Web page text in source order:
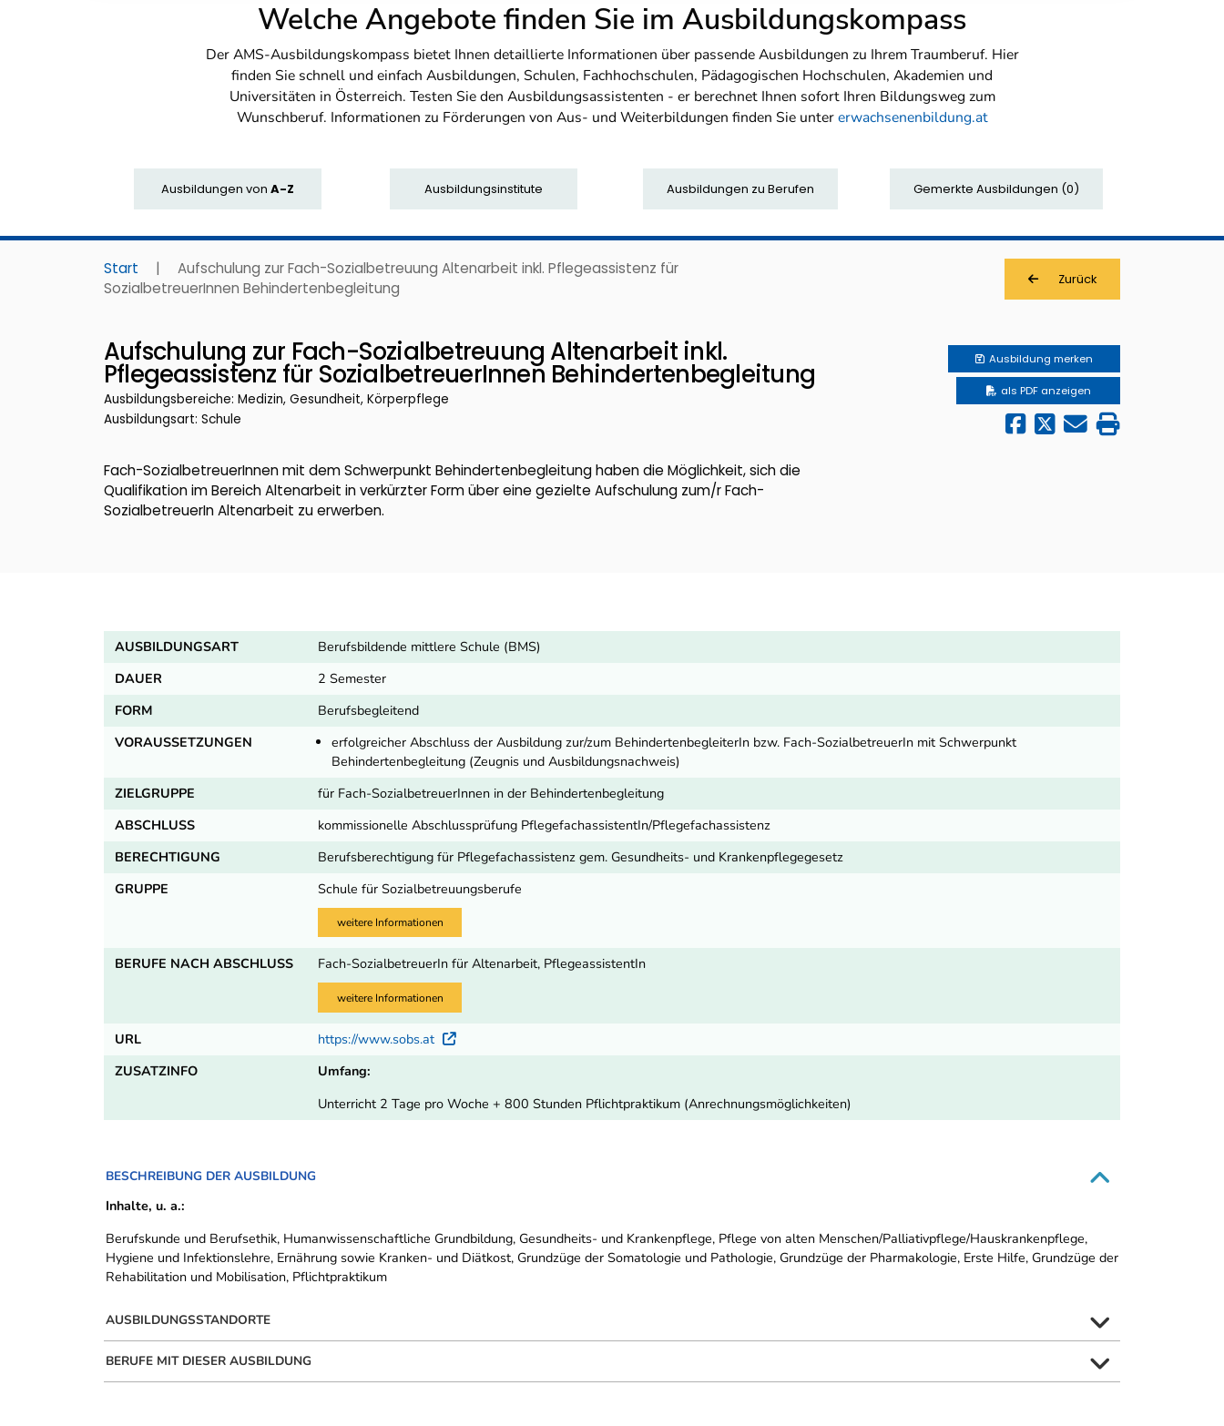
Welche Angebote finden Sie im Ausbildungskompass
Der AMS-Ausbildungskompass bietet Ihnen detaillierte Informationen über passende Ausbildungen zu Ihrem Traumberuf. Hier
finden Sie schnell und einfach Ausbildungen, Schulen, Fachhochschulen, Pädagogischen Hochschulen, Akademien und
Universitäten in Österreich. Testen Sie den Ausbildungsassistenten - er berechnet Ihnen sofort Ihren Bildungsweg zum
Wunschberuf. Informationen zu Förderungen von Aus- und Weiterbildungen finden Sie untererwachsenenbildung.at
Ausbildungen von A-Z Ausbildungsinstitute Ausbildungen zu Berufen Gemerkte Ausbildungen (0)
Start |
Aufschulung zur Fach-Sozialbetreuung Altenarbeit inkl. Pflegeassistenz für
SozialbetreuerInnen Behindertenbegleitung
Zurück
Aufschulung zur Fach-Sozialbetreuung Altenarbeit inkl.
Pflegeassistenz für SozialbetreuerInnen Behindertenbegleitung
Ausbildungsbereiche: Medizin, Gesundheit, Körperpflege
Ausbildungsart: Schule
Fach-SozialbetreuerInnen mit dem Schwerpunkt Behindertenbegleitung haben die Möglichkeit, sich die
Qualifikation im Bereich Altenarbeit in verkürzter Form über eine gezielte Aufschulung zum/r Fach-
SozialbetreuerIn Altenarbeit zu erwerben.
Ausbildung merken
als PDF anzeigen
AUSBILDUNGSART
Berufsbildende mittlere Schule (BMS)
DAUER
2 Semester
FORM
Berufsbegleitend
VORAUSSETZUNGEN
erfolgreicher Abschluss der Ausbildung zur/zum BehindertenbegleiterIn bzw. Fach-SozialbetreuerIn mit Schwerpunkt
Behindertenbegleitung (Zeugnis und Ausbildungsnachweis)
ZIELGRUPPE
für Fach-SozialbetreuerInnen in der Behindertenbegleitung
ABSCHLUSS
kommissionelle Abschlussprüfung PflegefachassistentIn/Pflegefachassistenz
BERECHTIGUNG
Berufsberechtigung für Pflegefachassistenz gem. Gesundheits- und Krankenpflegegesetz
GRUPPE
Schule für Sozialbetreuungsberufe
weitere Informationen
BERUFE NACH ABSCHLUSS Fach-SozialbetreuerIn für Altenarbeit, PflegeassistentIn
weitere Informationen
URL https://www.sobs.at Externer Link
ZUSATZINFO
Umfang:
Unterricht 2 Tage pro Woche + 800 Stunden Pflichtpraktikum (Anrechnungsmöglichkeiten)
BESCHREIBUNG DER AUSBILDUNG
Inhalte, u. a.:
Berufskunde und Berufsethik, Humanwissenschaftliche Grundbildung, Gesundheits- und Krankenpflege, Pflege von alten Menschen/Palliativpflege/Hauskrankenpflege,
Hygiene und Infektionslehre, Ernährung sowie Kranken- und Diätkost, Grundzüge der Somatologie und Pathologie, Grundzüge der Pharmakologie, Erste Hilfe, Grundzüge der
Rehabilitation und Mobilisation, Pflichtpraktikum
AUSBILDUNGSSTANDORTE
BERUFE MIT DIESER AUSBILDUNG